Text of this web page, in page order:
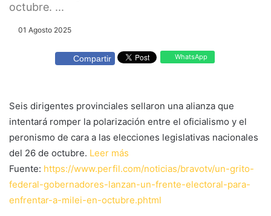
octubre. ...
01 Agosto 2025
Compartir WhatsApp
Seis dirigentes provinciales sellaron una alianza que
intentará romper la polarización entre el oficialismo y el
peronismo de cara a las elecciones legislativas nacionales
del 26 de octubre. Leer más
Fuente: https://www.perfil.com/noticias/bravotv/un-grito-
federal-gobernadores-lanzan-un-frente-electoral-para-
enfrentar-a-milei-en-octubre.phtml